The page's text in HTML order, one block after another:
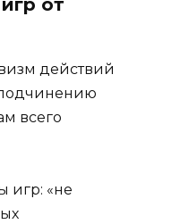
от
действий
всего
игр: «не